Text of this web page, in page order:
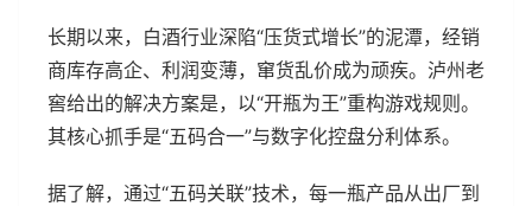
长期以来，白酒行业深陷“压货式增长”的泥潭，经销
商库存高企、利润变薄，窜货乱价成为顽疾。泸州老
窖给出的解决方案是，以“开瓶为王”重构游戏规则。
其核心抓手是“五码合一”与数字化控盘分利体系。
据了解，通过“五码关联”技术，每一瓶产品从出厂到